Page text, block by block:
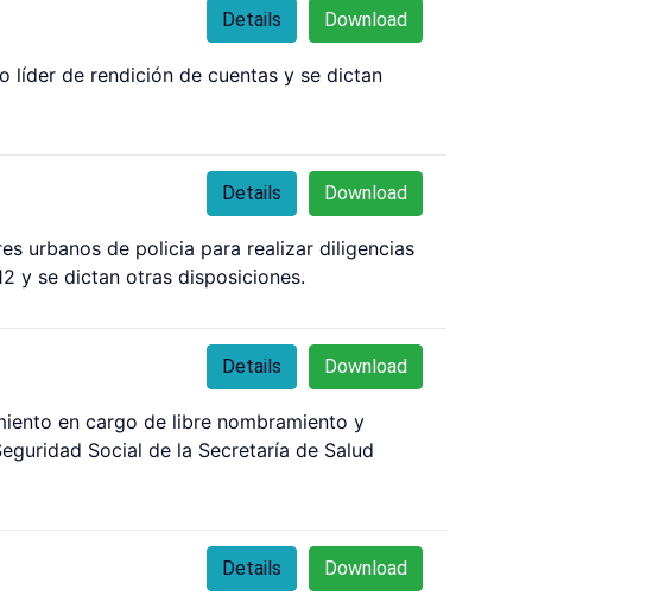
Download
Details
líder de rendición de cuentas y se dictan
Download
Details
urbanos de policia para realizar diligencias
y se dictan otras disposiciones.
Download
Details
en cargo de libre nombramiento y
Social de la Secretaría de Salud
Download
Details